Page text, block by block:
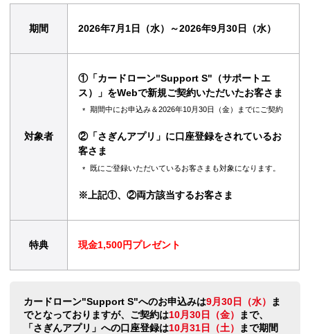
期間 2026年7月1日（水）～2026年9月30日（水）
対象者
①「カードローン"Support S"（サポートエ
ス）」をWebで新規ご契約いただいたお客さま
期間中にお申込み＆2026年10月30日（金）までにご契約
②「さぎんアプリ」に口座登録をされているお
客さま
既にご登録いただいているお客さまも対象になります。
※上記①、②両方該当するお客さま
特典 現金1,500円プレゼント
カードローン"Support S"へのお申込みは9月30日（水）
ま
でとなっておりますが、ご契約は10月30日（金）
まで、
「さぎんアプリ」への口座登録は10月31日（土）
まで期間